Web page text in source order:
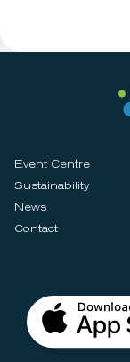
Event Centre
Sustainability
News
Contact